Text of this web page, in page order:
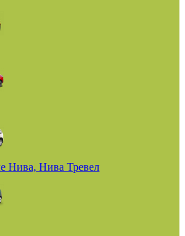
Нива, Нива Тревел